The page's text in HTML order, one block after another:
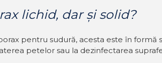
lichid, dar și solid?
pentru sudură, acesta este în formă
petelor sau la dezinfectarea